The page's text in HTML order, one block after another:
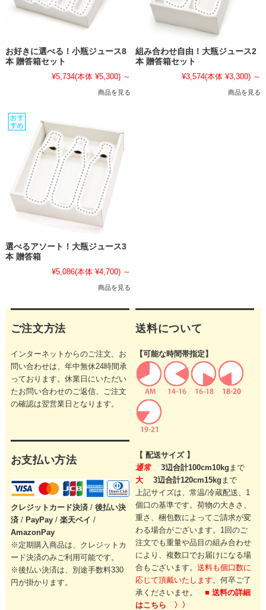
お好きに選べる！小瓶ジュース8
本 贈答箱セット
¥5,734(本体 ¥5,300) ～
商品を見る
組み合わせ自由！大瓶ジュース2
本 贈答箱セット
¥3,574(本体 ¥3,300) ～
商品を見る
選べるアソート！大瓶ジュース3
本 贈答箱
¥5,086(本体 ¥4,700) ～
商品を見る
ご注文方法
インターネットからのご注文、お
問い合わせは、年中無休24時間承
っております。休業日にいただい
たお問い合わせのご返信、ご注文
の確認は翌営業日となります。
お支払い方法
クレジットカード決済 / 後払い決
済/ PayPay/ 楽天ペイ /
AmazonPay
※定期購入商品は、クレジットカ
ード決済のみご利用可能です。
※後払い決済は、別途手数料330
円が掛かります。
送料について
【可能な時間帯指定】
【 配送サイズ 】
通常
3辺合計100cm10kg まで
大
3辺合計120cm15kg まで
上記サイズは、常温/冷蔵配送、1
個口の基準です。荷物の大きさ、
重さ、梱包数によってご請求が変
わる場合がございます。 1回のご
注文でも重量や品目の組み合わせ
により、複数口でお届けになる場
合もございます。送料も個口数に
応じて頂戴いたします。何卒ご了
承くださいませ。■ 送料の詳細
はこちら 〉〉